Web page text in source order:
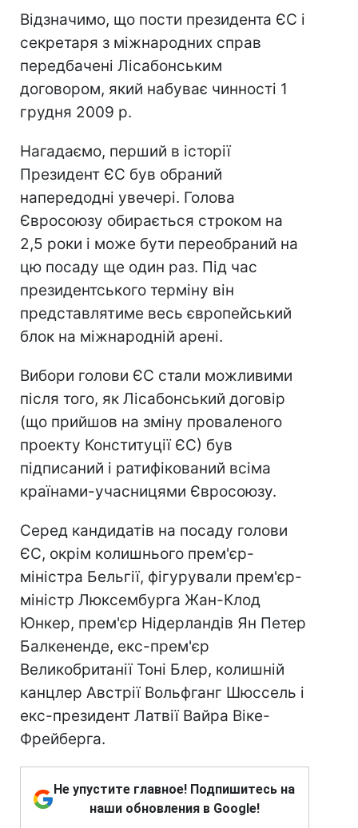
Відзначимо, що пости президента ЄС і
секретаря з міжнародних справ
передбачені Лісабонським
договором, який набуває чинності 1
грудня 2009 р.
Нагадаємо, перший в історії
Президент ЄС був обраний
напередодні увечері. Голова
Євросоюзу обирається строком на
2,5 роки і може бути переобраний на
цю посаду ще один раз. Під час
президентського терміну він
представлятиме весь європейський
блок на міжнародній арені.
Вибори голови ЄС стали можливими
після того, як Лісабонський договір
(що прийшов на зміну проваленого
проекту Конституції ЄС) був
підписаний і ратифікований всіма
країнами-учасницями Євросоюзу.
Серед кандидатів на посаду голови
ЄС, окрім колишнього прем'єр-
міністра Бельгії, фігурували прем'єр-
міністр Люксембурга Жан-Клод
Юнкер, прем'єр Нідерландів Ян Петер
Балкененде, екс-прем'єр
Великобританії Тоні Блер, колишній
канцлер Австрії Вольфганг Шюссель і
екс-президент Латвії Вайра Віке-
Фрейберга.
Не упустите главное! Подпишитесь на
наши обновления в Google!